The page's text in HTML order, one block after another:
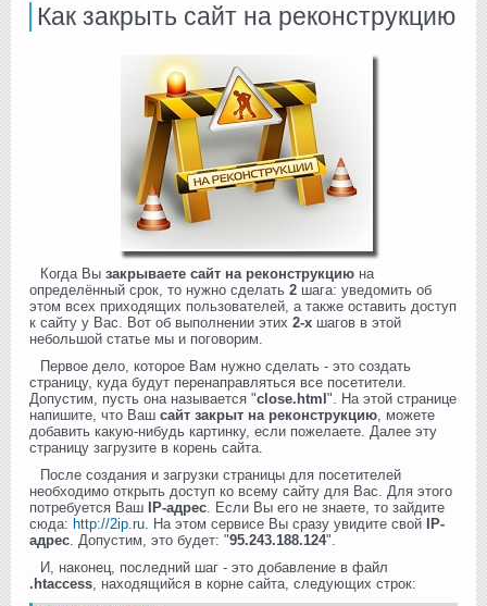
Как закрыть сайт на реконструкцию
Когда Вы закрываете сайт на реконструкцию на
определённый срок, то нужно сделать 2 шага: уведомить об
этом всех приходящих пользователей, а также оставить доступ
к сайту у Вас. Вот об выполнении этих 2-х шагов в этой
небольшой статье мы и поговорим.
Первое дело, которое Вам нужно сделать - это создать
страницу, куда будут перенаправляться все посетители.
Допустим, пусть она называется "close.html". На этой странице
напишите, что Ваш сайт закрыт на реконструкцию , можете
добавить какую-нибудь картинку, если пожелаете. Далее эту
страницу загрузите в корень сайта.
После создания и загрузки страницы для посетителей
необходимо открыть доступ ко всему сайту для Вас. Для этого
потребуется Ваш IP-адрес . Если Вы его не знаете, то зайдите
сюда: http://2ip.ru . На этом сервисе Вы сразу увидите свой IP-
адрес . Допустим, это будет: "95.243.188.124".
И, наконец, последний шаг - это добавление в файл
.htaccess , находящийся в корне сайта, следующих строк: